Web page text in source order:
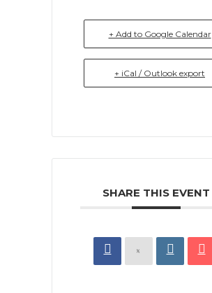
+ Add to Google Calendar
+ iCal / Outlook export
SHARE THIS EVENT